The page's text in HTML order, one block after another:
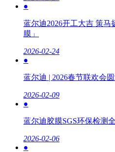
●
蓝尔迪2026开工大吉 策
膜」
2026-02-24
●
蓝尔迪 | 2026春节联欢会
2026-02-09
●
蓝尔迪胶膜SGS环保检测
2026-02-06
●